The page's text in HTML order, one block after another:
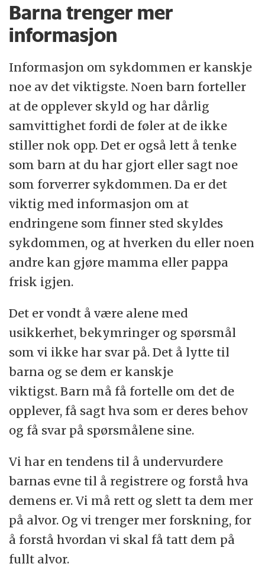
Barna trenger mer
informasjon
Informasjon om sykdommen er kanskje
noe av det viktigste. Noen barn forteller
at de opplever skyld og har dårlig
samvittighet fordi de føler at de ikke
stiller nok opp. Det er også lett å tenke
som barn at du har gjort eller sagt noe
som forverrer sykdommen. Da er det
viktig med informasjon om at
endringene som finner sted skyldes
sykdommen, og at hverken du eller noen
andre kan gjøre mamma eller pappa
frisk igjen.
Det er vondt å være alene med
usikkerhet, bekymringer og spørsmål
som vi ikke har svar på. Det å lytte til
barna og se dem er kanskje
viktigst. Barn må få fortelle om det de
opplever, få sagt hva som er deres behov
og få svar på spørsmålene sine.
Vi har en tendens til å undervurdere
barnas evne til å registrere og forstå hva
demens er. Vi må rett og slett ta dem mer
på alvor. Og vi trenger mer forskning, for
å forstå hvordan vi skal få tatt dem på
fullt alvor.